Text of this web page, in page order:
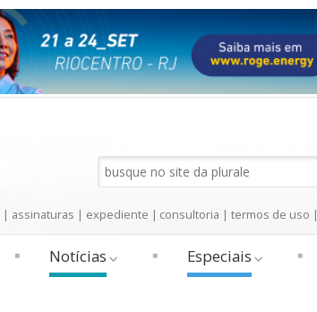
| assinaturas | expediente | consultoria | termos de uso |
Notícias Especiais